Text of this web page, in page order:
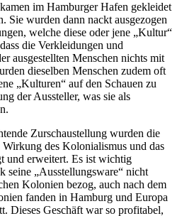
im Hamburger Hafen gekleidet
Sie wurden dann nackt ausgezogen
welche diese oder jene „Kultur“
die Verkleidungen und
ausgestellten Menschen nichts mit
dieselben Menschen zudem oft
„Kulturen“ auf den Schauen zu
der Aussteller, was sie als
Zurschaustellung wurden die
des Kolonialismus und das
und erweitert. Es ist wichtig
seine „Ausstellungsware“ nicht
Kolonien bezog, auch nach dem
fanden in Hamburg und Europa
Dieses Geschäft war so profitabel,